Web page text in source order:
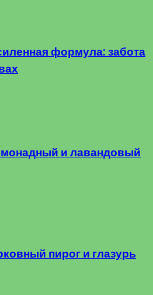
формула: забота
и лавандовый
пирог и глазурь